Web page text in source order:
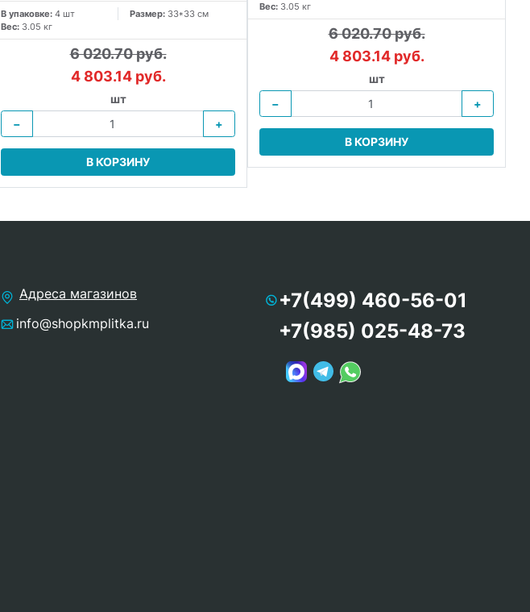
В упаковке: 4 шт Размер: 33*33 см
Вес: 3.05 кг
6 020.70 руб.
4 803.14 руб.
шт
−
+
В КОРЗИНУ
Вес: 3.05 кг
6 020.70 руб.
4 803.14 руб.
шт
−
+
В КОРЗИНУ
Адреса магазинов
info@shopkmplitka.ru
+7(499) 460-56-01
+7(985) 025-48-73